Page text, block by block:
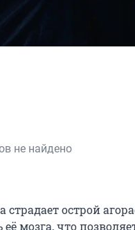
не найдено
острой
мозга, что